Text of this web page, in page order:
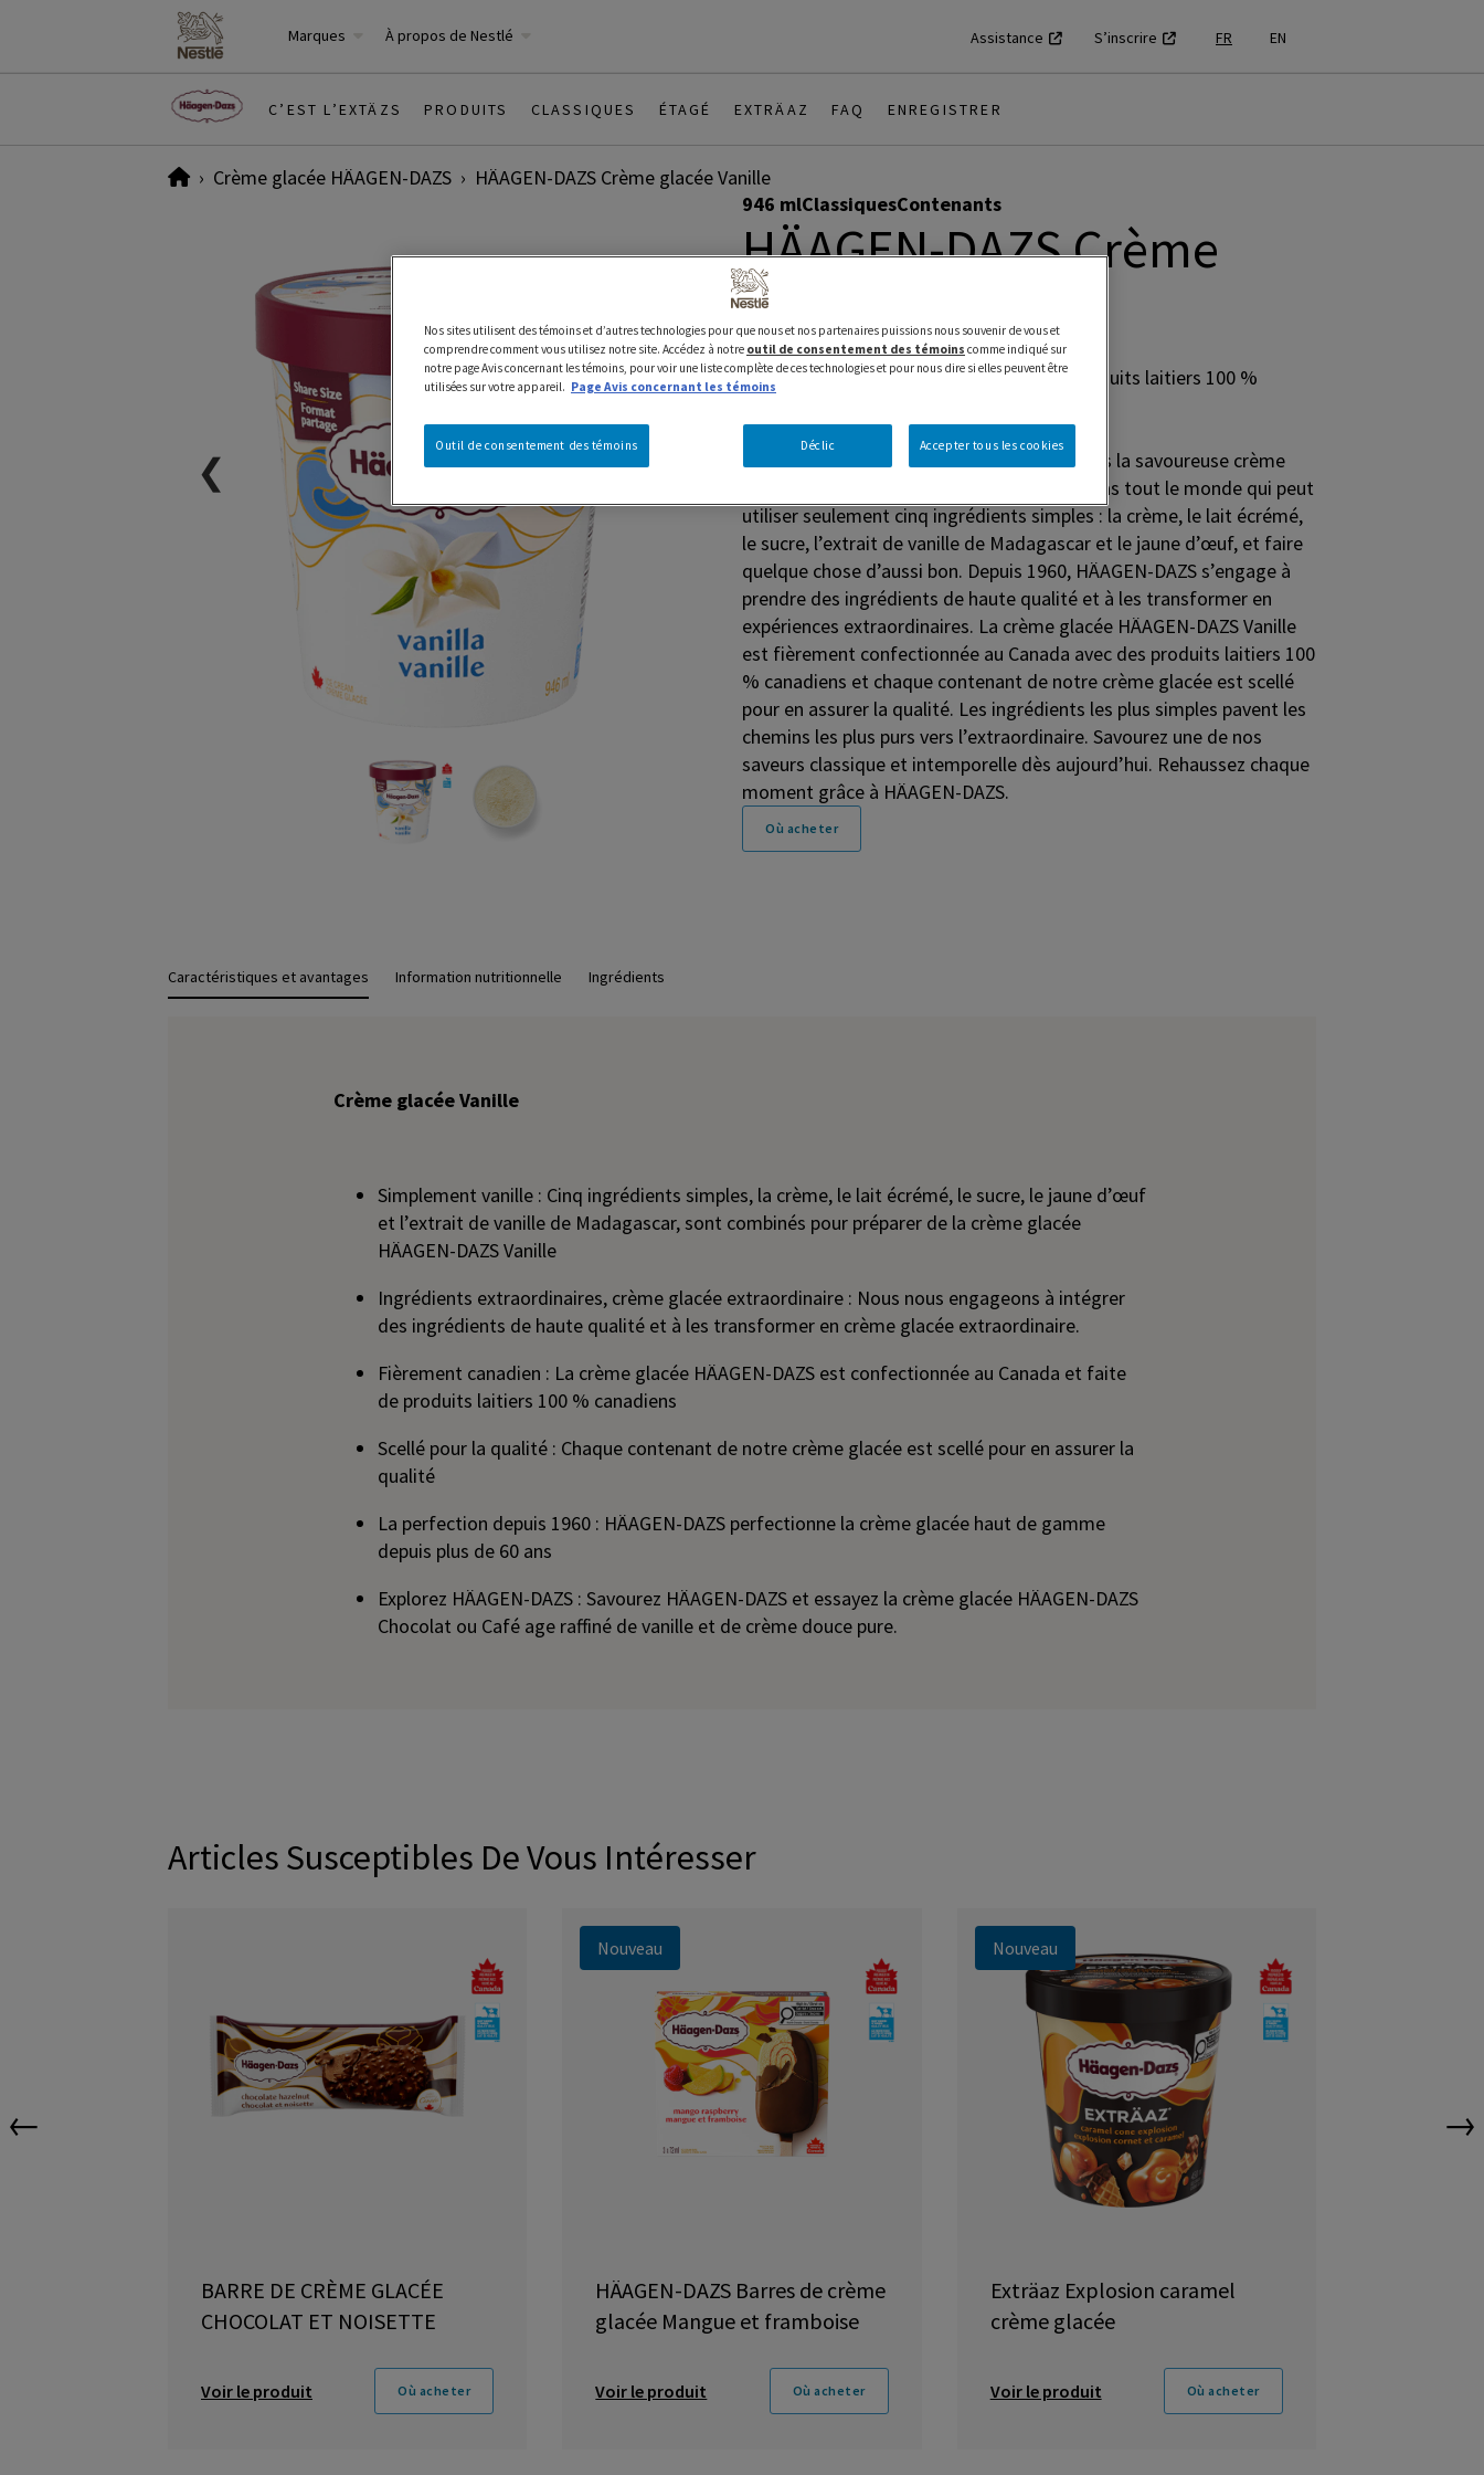
Marques À propos de Nestlé Assistance S’inscrire FR EN
C’EST L’EXTÄZS PRODUITS CLASSIQUES ÉTAGÉ EXTRÄAZ FAQ ENREGISTRER
HomeCrème glacée HÄAGEN-DAZS HÄAGEN-DAZS Crème glacée Vanille
❮
946 mlClassiquesContenants
HÄAGEN-DAZS Crème
glacée Vanille
Préparé avec fierté au Canada avec des produits laitiers 100 %
Tout simplement extraordinaire! Offrez-vous la savoureuse crème
glacée HÄAGEN-DAZS à la vanille. Ce n’est pas tout le monde qui peut
utiliser seulement cinq ingrédients simples : la crème, le lait écrémé,
le sucre, l’extrait de vanille de Madagascar et le jaune d’œuf, et faire
quelque chose d’aussi bon. Depuis 1960, HÄAGEN-DAZS s’engage à
prendre des ingrédients de haute qualité et à les transformer en
expériences extraordinaires. La crème glacée HÄAGEN-DAZS Vanille
est fièrement confectionnée au Canada avec des produits laitiers 100
% canadiens et chaque contenant de notre crème glacée est scellé
pour en assurer la qualité. Les ingrédients les plus simples pavent les
chemins les plus purs vers l’extraordinaire. Savourez une de nos
saveurs classique et intemporelle dès aujourd’hui. Rehaussez chaque
moment grâce à HÄAGEN-DAZS.
Où acheter
Caractéristiques et avantages Information nutritionnelle Ingrédients
Crème glacée Vanille
Simplement vanille : Cinq ingrédients simples, la crème, le lait écrémé, le sucre, le jaune d’œuf
et l’extrait de vanille de Madagascar, sont combinés pour préparer de la crème glacée
HÄAGEN-DAZS Vanille
Ingrédients extraordinaires, crème glacée extraordinaire : Nous nous engageons à intégrer
des ingrédients de haute qualité et à les transformer en crème glacée extraordinaire.
Fièrement canadien : La crème glacée HÄAGEN-DAZS est confectionnée au Canada et faite
de produits laitiers 100 % canadiens
Scellé pour la qualité : Chaque contenant de notre crème glacée est scellé pour en assurer la
qualité
La perfection depuis 1960 : HÄAGEN-DAZS perfectionne la crème glacée haut de gamme
depuis plus de 60 ans
Explorez HÄAGEN-DAZS : Savourez HÄAGEN-DAZS et essayez la crème glacée HÄAGEN-DAZS
Chocolat ou Café age raffiné de vanille et de crème douce pure.
Articles Susceptibles De Vous Intéresser
←
BARRE DE CRÈME GLACÉE
CHOCOLAT ET NOISETTE
Voir le produit Où acheter
Nouveau
HÄAGEN-DAZS Barres de crème
glacée Mangue et framboise
Voir le produit Où acheter
Nouveau
Exträaz Explosion caramel
crème glacée
Voir le produit Où acheter
→
Nos sites utilisent des témoins et d’autres technologies pour que nous et nos partenaires puissions nous souvenir de vous et
comprendre comment vous utilisez notre site. Accédez à notre outil de consentement des témoins comme indiqué sur
notre page Avis concernant les témoins, pour voir une liste complète de ces technologies et pour nous dire si elles peuvent être
utilisées sur votre appareil. Page Avis concernant les témoins
Déclic Accepter tous les cookies
Outil de consentement des témoins